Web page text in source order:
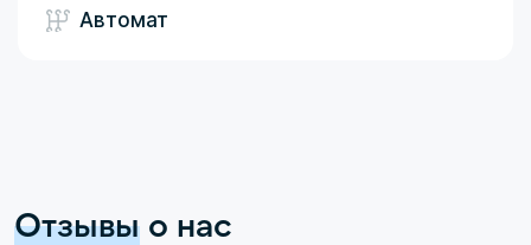
Автомат
Отзывы о нас